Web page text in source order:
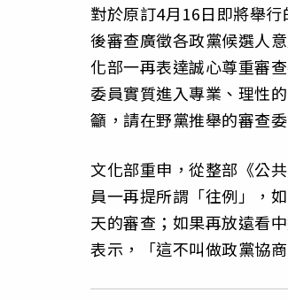
對於原訂4月16日即將舉
後審查廣徵各政黨候選人
化部一再表達誠心尊重審
委員實質進入專業、理性
籲，請在野黨推舉的審查
文化部重申，從整部《公
員一再提所謂「往例」，
天的審查；如果再放遠看
表示，「這不叫做政黨協